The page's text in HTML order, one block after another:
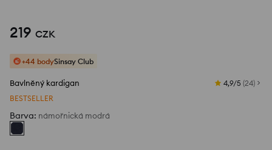
219 CZK
+44 bodySinsay Club
Bavlněný kardigan 4,9/5 (24)
BESTSELLER
Barva: námořnická modrá